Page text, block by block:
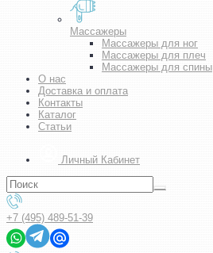
Массажеры
Массажеры для ног
Массажеры для плеч
Массажеры для спины
О нас
Доставка и оплата
Контакты
Каталог
Статьи
Личный Кабинет
+7 (495) 489-51-39